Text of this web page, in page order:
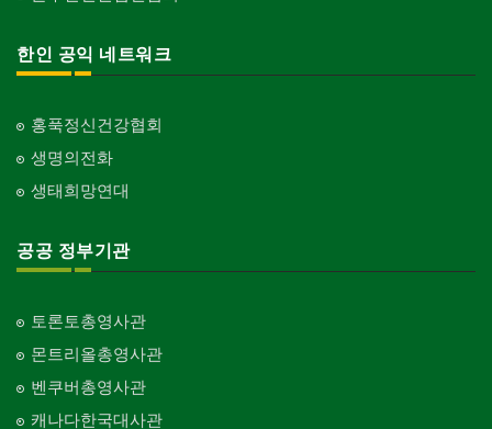
한인 공익 네트워크
홍푹정신건강협회
생명의전화
생태희망연대
공공 정부기관
토론토총영사관
몬트리올총영사관
벤쿠버총영사관
캐나다한국대사관